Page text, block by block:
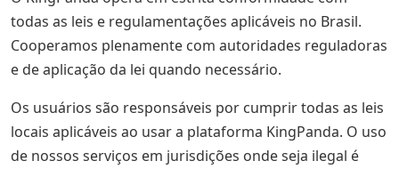
todas as leis e regulamentações aplicáveis no Brasil.
Cooperamos plenamente com autoridades reguladoras
e de aplicação da lei quando necessário.
Os usuários são responsáveis por cumprir todas as leis
locais aplicáveis ao usar a plataforma KingPanda. O uso
de nossos serviços em jurisdições onde seja ilegal é